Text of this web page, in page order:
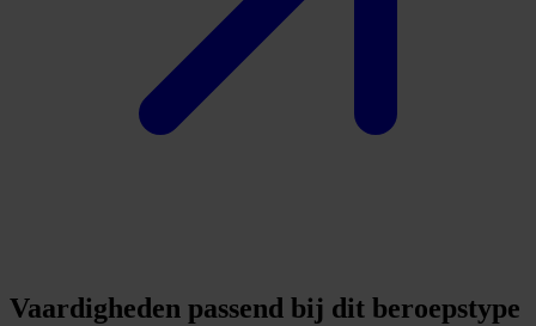
Vaardigheden passend bij dit beroepstype